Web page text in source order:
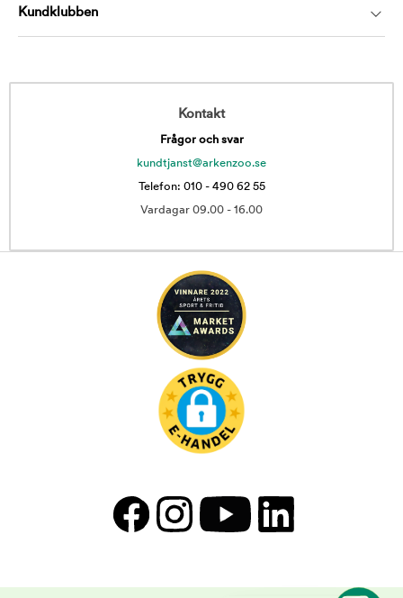
Kundklubben
Kontakt
Frågor och svar
kundtjanst@arkenzoo.se
Telefon: 010 - 490 62 55
Vardagar 09.00 - 16.00